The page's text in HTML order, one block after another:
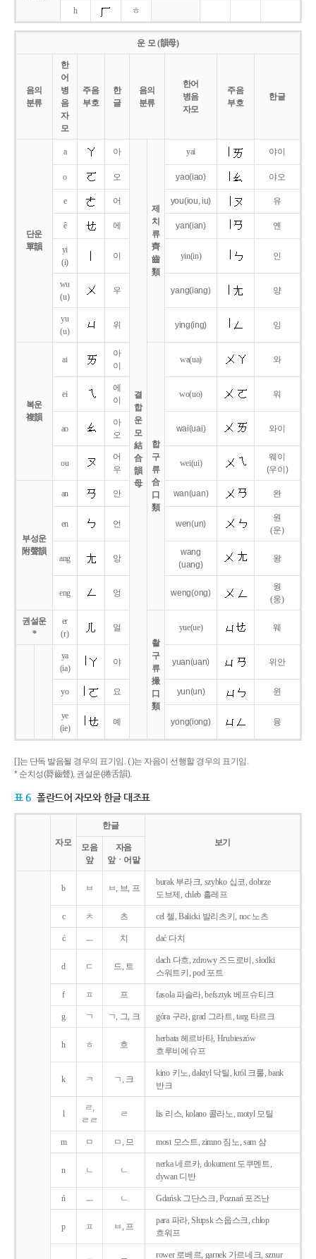
h ㅎ
운 모 (韻母)
음의
분류
한
어
병
음
자
모
주음
부호
한
글
음의
분류
한어
병음
자모
주음
부호
한글
단운
單韻
a 아
결
합
운
모
結
合
韻
母
제
치
류
齊
齒
類
yai 야이
o 오 yao(iao) 야오
e 어 you(iou,iu) 유
ê 에 yan(ian) 옌
yi
(i)
이 yin(in) 인
wu
(u)
우 yang(iang) 양
yu
(u)
위 ying(ing) 잉
복운
複韻
ai
아
이
합
구
류
合
口
類
wa(ua) 와
ei
에
이
wo(uo) 워
ao
아
오
wai(uai) 와이
ou
어
우
wei(ui)
웨이
(우이)
부성운
附聲韻
an 안 wan(uan) 완
en 언 wen(un)
원
(운)
ang 앙
wang
(uang)
왕
eng 엉 weng(ong)
웡
(웅)
권설운
*
er
(r)
얼
촬
구
류
撮
口
類
yue(ue) 웨
ya
(ia)
야 yuan(uan) 위안
yo 요 yun(un) 윈
ye
(ie)
예 yong(iong) 융
[ ]는 단독 발음될 경우의 표기임. ( )는 자음이 선행할 경우의 표기임.
* 순치성(脣齒聲), 권설운(捲舌韻).
표 6 폴란드어 자모와 한글 대조표
자모
한글
보기
모음
앞
자음
앞ㆍ어말
b ㅂ ㅂ, 브, 프
burak 부라크, szybko 십코, dobrze
도브제, chleb 흘레프
c ㅊ 츠 cel 첼, Balicki 발리츠키, noc 노츠
ć ㅡ 치 dać 다치
d ㄷ 드, 트
dach 다흐, zdrowy 즈드로비, słodki
스워트키, pod 포트
f ㅍ 프 fasola 파솔라, befsztyk 베프슈티크
g ㄱ ㄱ, 그, 크 góra 구라, grad 그라트, targ 타르크
h ㅎ 흐
herbata 헤르바타, Hrubieszów
흐루비에슈프
k ㅋ ㄱ, 크
kino 키노, daktyl 닥틸, król 크룰, bank
반크
l
ㄹ,
ㄹㄹ
ㄹ lis 리스, kolano 콜라노, motyl 모틸
m ㅁ ㅁ, 므 most 모스트, zimno 짐노, sam 삼
n ㄴ ㄴ
nerka 네르카, dokument 도쿠멘트,
dywan 디반
ń ㅡ ㄴ Gdańsk 그단스크, Poznań 포즈난
p ㅍ ㅂ, 프
para 파라, Słupsk 스웁스크, chłop
흐워프
rower 로베르, garnek 가르네크, sznur